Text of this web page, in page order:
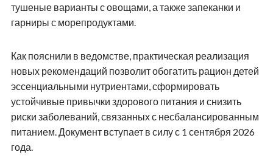
тушеные варианты с овощами, а также запеканки и
гарниры с морепродуктами.
Как пояснили в ведомстве, практическая реализация
новых рекомендаций позволит обогатить рацион детей
эссенциальными нутриентами, сформировать
устойчивые привычки здорового питания и снизить
риски заболеваний, связанных с несбалансированным
питанием. Документ вступает в силу с 1 сентября 2026
года.